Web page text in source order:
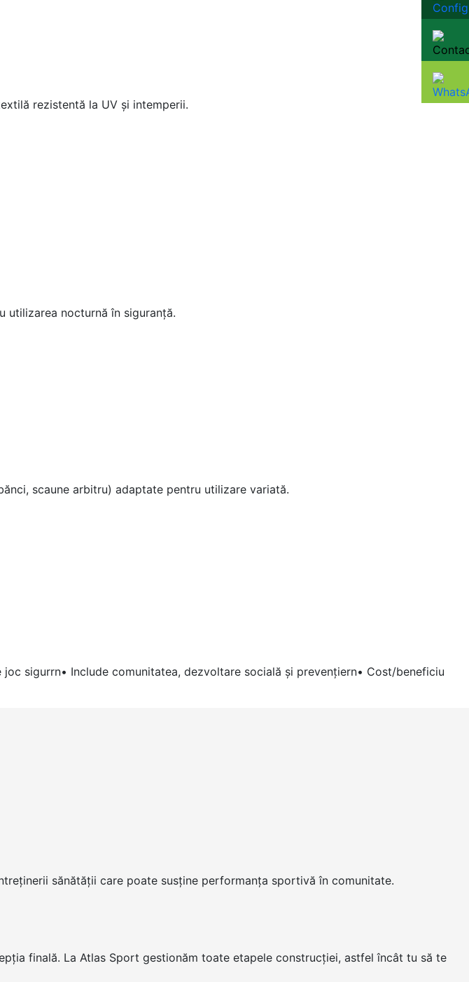
rezistentă la UV şi intemperii.
utilizarea nocturnă în siguranţă.
scaune arbitru) adaptate pentru utilizare variată.
sigurrn• Include comunitatea, dezvoltare socială şi prevenţiern• Cost/beneficiu
sănătății care poate susține performanța sportivă în comunitate.
finală. La Atlas Sport gestionăm toate etapele construcției, astfel încât tu să te